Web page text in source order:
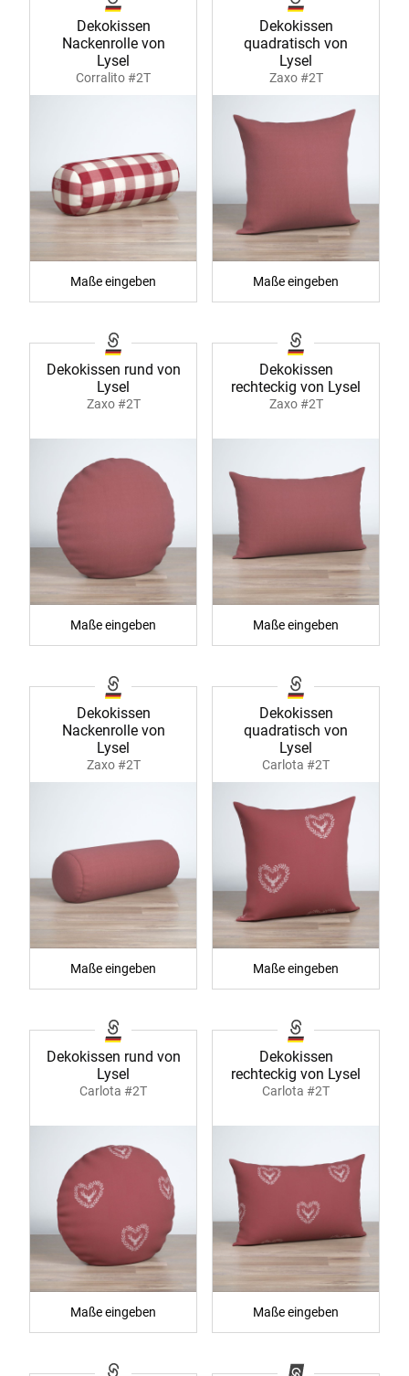
Dekokissen
Nackenrolle von
Lysel
Corralito #2T
Maße eingeben
Dekokissen
quadratisch von
Lysel
Zaxo #2T
Maße eingeben
Dekokissen rund von
Lysel
Zaxo #2T
Maße eingeben
Dekokissen
rechteckig von Lysel
Zaxo #2T
Maße eingeben
Dekokissen
Nackenrolle von
Lysel
Zaxo #2T
Maße eingeben
Dekokissen
quadratisch von
Lysel
Carlota #2T
Maße eingeben
Dekokissen rund von
Lysel
Carlota #2T
Maße eingeben
Dekokissen
rechteckig von Lysel
Carlota #2T
Maße eingeben